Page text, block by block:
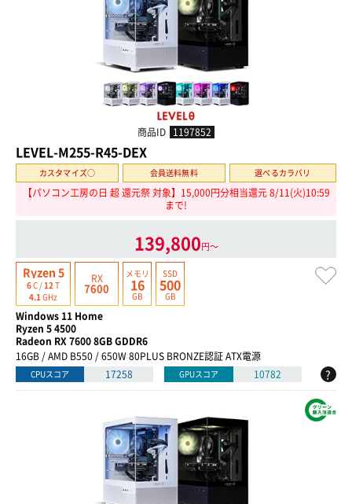
商品ID 1197852
LEVEL-M255-R45-DEX
カスタマイズ○ 会員送料無料 選べるカラバリ
【パソコン工房の日 超 還元祭 対象】15,000円分相当還元 8/11(火)10:59
まで!
139,800円〜
Ryzen 5
6C /12T
4.1 GHz
RX
7600
メモリ
16
GB
SSD
500
GB
Windows 11 Home
Ryzen 5 4500
Radeon RX 7600 8GB GDDR6
16GB / AMD B550 / 650W 80PLUS BRONZE認証 ATX電源
CPUスコア 17258 GPUスコア 10782 ?